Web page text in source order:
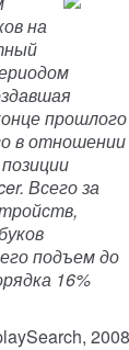
на
прошлого
в отношении
Всего за
подъем до
16%
2008